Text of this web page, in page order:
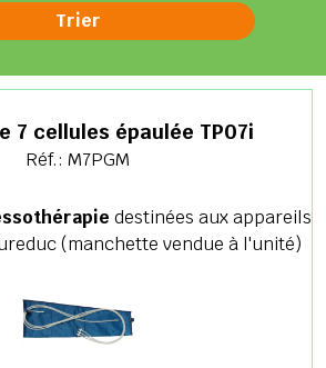
7 cellules épaulée TP07i
Réf.: M7PGM
destinées aux appareils
(manchette vendue à l'unité)